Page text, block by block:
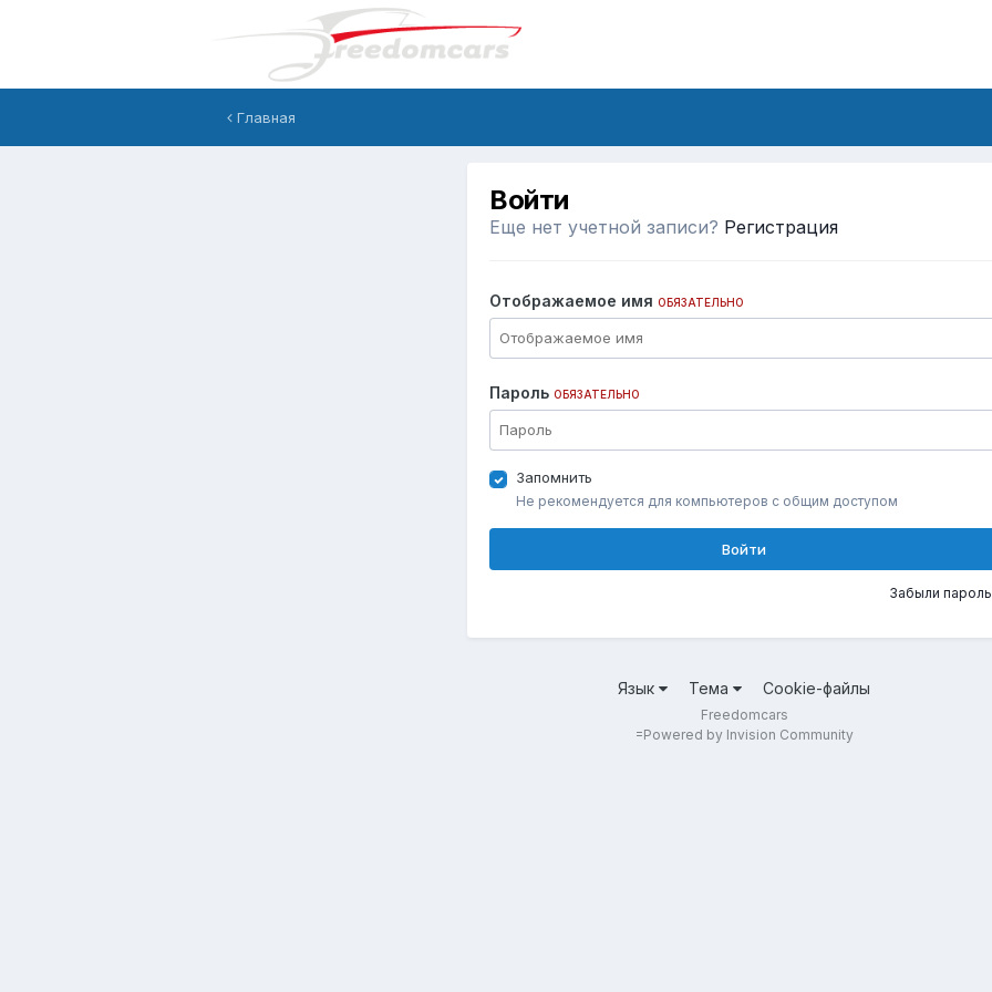
Главная
Войти
Еще нет учетной записи? Регистрация
Отображаемое имя ОБЯЗАТЕЛЬНО
Пароль ОБЯЗАТЕЛЬНО
Запомнить
Не рекомендуется для компьютеров с общим доступом
Войти
Забыли
Язык Тема Cookie-файлы
Freedomcars
=Powered by Invision Community